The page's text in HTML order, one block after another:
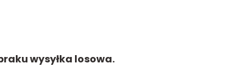
wysyłka losowa.